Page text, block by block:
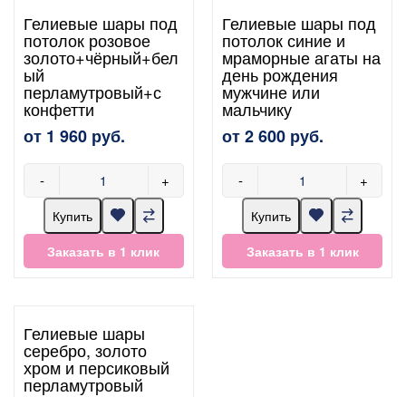
Гелиевые шары под
потолок розовое
золото+чёрный+бел
ый
перламутровый+с
конфетти
от 1 960 руб.
- +
Купить
Заказать в 1 клик
Гелиевые шары под
потолок синие и
мраморные агаты на
день рождения
мужчине или
мальчику
от 2 600 руб.
- +
Купить
Заказать в 1 клик
Гелиевые шары
серебро, золото
хром и персиковый
перламутровый